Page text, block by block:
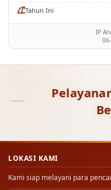
Tahun Ini
IP
LOKASI KAMI
Kami siap melayani para